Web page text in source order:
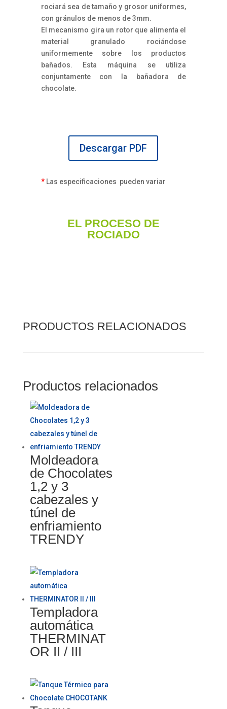
rociará sea de tamaño y grosor uniformes,
con gránulos de menos de 3mm.
El mecanismo gira un rotor que alimenta el
material granulado rociándose
uniformemente sobre los productos
bañados. Esta máquina se utiliza
conjuntamente con la bañadora de
chocolate.
Descargar PDF
*Las especificaciones pueden variar
EL PROCESO DE
ROCIADO
PRODUCTOS RELACIONADOS
Productos relacionados
Moldeadora
de Chocolates
1,2 y 3
cabezales y
túnel de
enfriamiento
TRENDY
Templadora
automática
THERMINAT
OR II / III